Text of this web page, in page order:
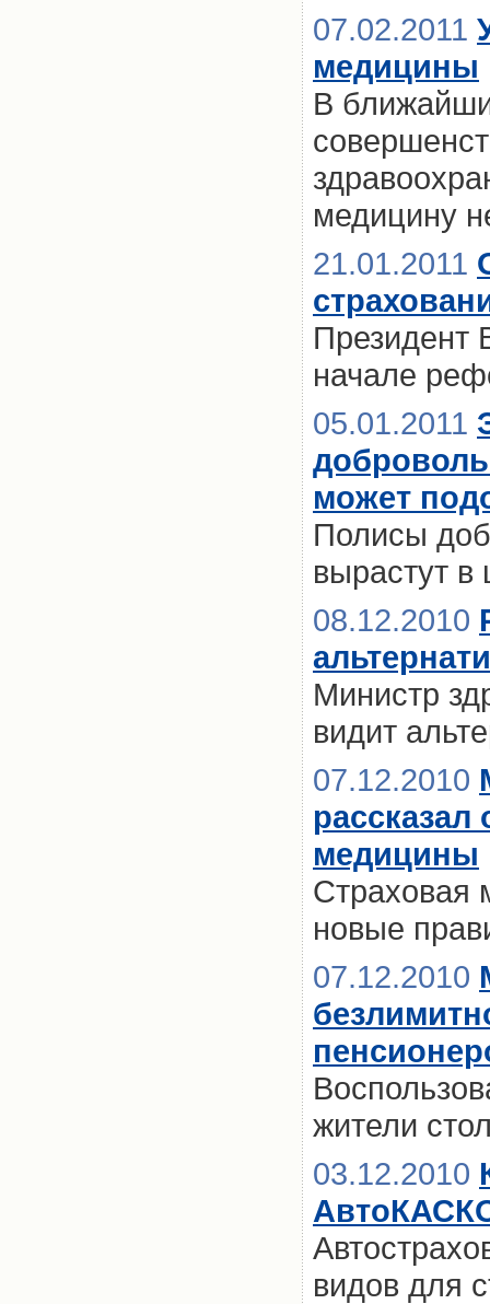
07.02.2011
медицины
В
медицину
21.01.2011
Президент
начале
05.01.2011
может
Полисы
вырастут в
08.12.2010
Министр
видит
07.12.2010
медицины
Страховая
новые
07.12.2010
жители
03.12.2010
видов для